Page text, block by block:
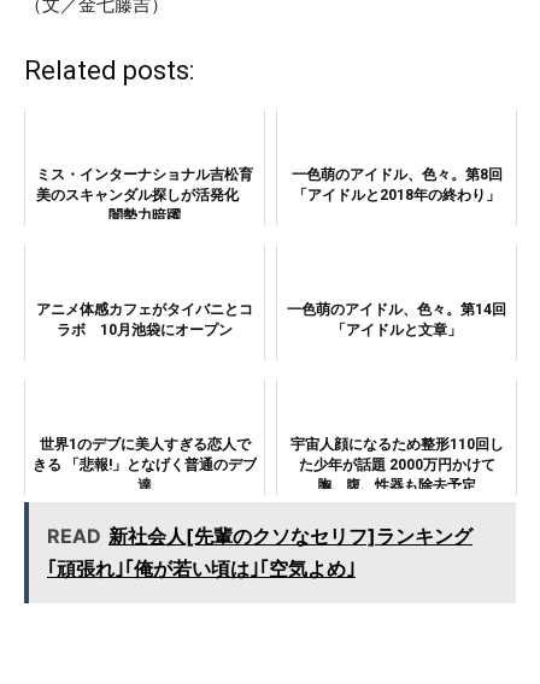
Related posts:
ミス・インターナショナル吉松育
美のスキャンダル探しが活発化
闇勢力暗躍
一色萌のアイドル、色々。第8回
「アイドルと2018年の終わり」
アニメ体感カフェがタイバニとコ
ラボ 10月池袋にオープン
一色萌のアイドル、色々。第14回
「アイドルと文章」
世界1のデブに美人すぎる恋人で
きる 「悲報!」となげく普通のデブ
達
宇宙人顔になるため整形110回し
た少年が話題 2000万円かけて
胸、腹、性器も除去予定
READ 新社会人[先輩のクソなセリフ]ランキング
｢頑張れ｣｢俺が若い頃は｣｢空気よめ｣